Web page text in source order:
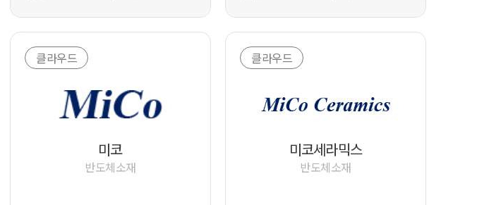
클라우드
미코
반도체소재
클라우드
미코세라믹스
반도체소재